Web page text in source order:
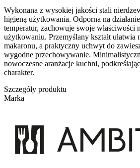
Wykonana z wysokiej jakości stali
higieną użytkowania. Odporna na
temperatur, zachowuje swoje
użytkowaniu. Przemyślany kształt
makaronu, a praktyczny uchwyt do
wygodne przechowywanie.
nowoczesne aranżacje kuchni,
charakter.
Szczegóły produktu
Marka